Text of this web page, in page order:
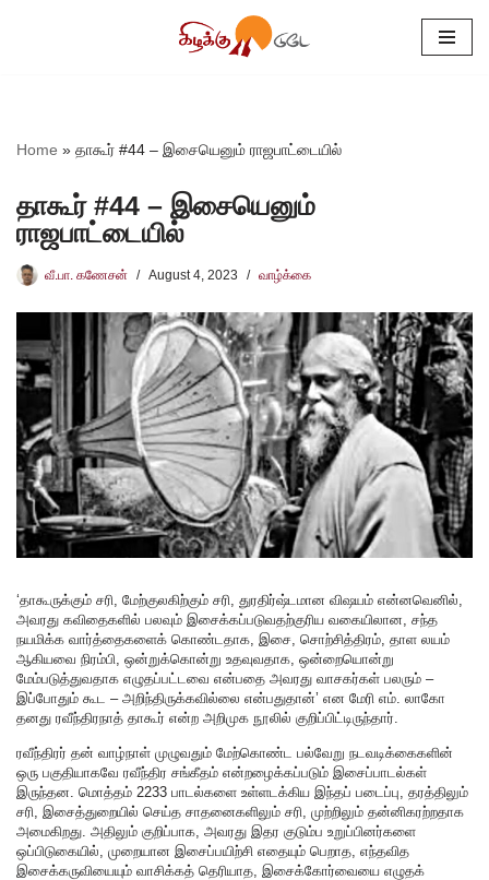
Home » தாகூர் #44 – இசையெனும் ராஜபாட்டையில்
தாகூர் #44 – இசையெனும்
ராஜபாட்டையில்
வீ.பா. கணேசன் August 4, 2023 வாழ்க்கை
‘தாகூருக்கும் சரி, மேற்குலகிற்கும் சரி, துரதிர்ஷ்டமான விஷயம் என்னவெனில்,
அவரது கவிதைகளில் பலவும் இசைக்கப்படுவதற்குரிய வகையிலான, சந்த
நயமிக்க வார்த்தைகளைக் கொண்டதாக, இசை, சொற்சித்திரம், தாள லயம்
ஆகியவை நிரம்பி, ஒன்றுக்கொன்று உதவுவதாக, ஒன்றையொன்று
மேம்படுத்துவதாக எழுதப்பட்டவை என்பதை அவரது வாசகர்கள் பலரும் –
இப்போதும் கூட – அறிந்திருக்கவில்லை என்பதுதான்’ என மேரி எம். லாகோ
தனது ரவீந்திரநாத் தாகூர் என்ற அறிமுக நூலில் குறிப்பிட்டிருந்தார்.
ரவீந்திரர் தன் வாழ்நாள் முழுவதும் மேற்கொண்ட பல்வேறு நடவடிக்கைகளின்
ஒரு பகுதியாகவே ரவீந்திர சங்கீதம் என்றழைக்கப்படும் இசைப்பாடல்கள்
இருந்தன. மொத்தம் 2233 பாடல்களை உள்ளடக்கிய இந்தப் படைப்பு, தரத்திலும்
சரி, இசைத்துறையில் செய்த சாதனைகளிலும் சரி, முற்றிலும் தன்னிகரற்றதாக
அமைகிறது. அதிலும் குறிப்பாக, அவரது இதர குடும்ப உறுப்பினர்களை
ஒப்பிடுகையில், முறையான இசைப்பயிற்சி எதையும் பெறாத, எந்தவித
இசைக்கருவியையும் வாசிக்கத் தெரியாத, இசைக்கோர்வையை எழுதக்